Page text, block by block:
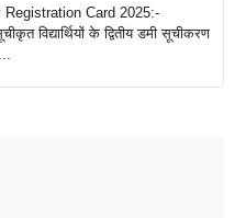
Card 2025:-
विद्यार्थियों के द्वितीय डमी सूचीकरण